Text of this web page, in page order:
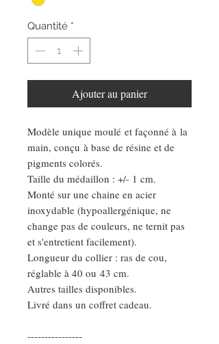
Quantité *
Ajouter au panier
Modèle unique moulé et façonné à la
main, conçu à base de résine et de
pigments colorés.
Taille du médaillon : +/- 1 cm.
Monté sur une chaine en acier
inoxydable (hypoallergénique, ne
change pas de couleurs, ne ternit pas
et s'entretient facilement).
Longueur du collier : ras de cou,
réglable à 40 ou 43 cm.
Autres tailles disponibles.
Livré dans un coffret cadeau.
----------------